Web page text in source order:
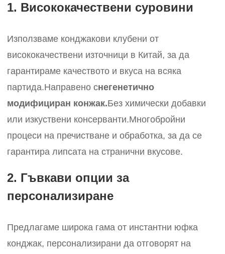
1. Висококачествени суровини
Използваме конджакови клубени от
висококачествени източници в Китай, за да
гарантираме качеството и вкуса на всяка
партида.Направено снегенетично
модифициран конжак.Без химически добавки
или изкуствени консерванти.Многобройни
процеси на пречистване и обработка, за да се
гарантира липсата на странични вкусове.
2. Гъвкави опции за
персонализиране
Предлагаме широка гама от инстантни юфка
конджак, персонализирани да отговорят на